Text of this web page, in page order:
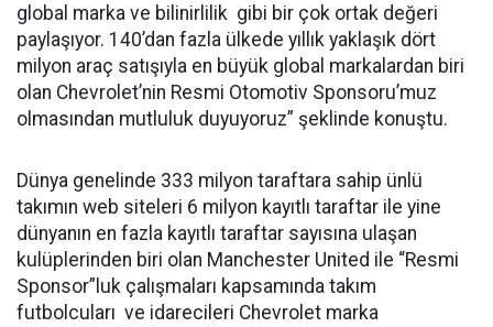
global marka ve bilinirlilik gibi bir çok ortak değeri
paylaşıyor. 140’dan fazla ülkede yıllık yaklaşık dört
milyon araç satışıyla en büyük global markalardan biri
olan Chevrolet’nin Resmi Otomotiv Sponsoru’muz
olmasından mutluluk duyuyoruz” şeklinde konuştu.
Dünya genelinde 333 milyon taraftara sahip ünlü
takımın web siteleri 6 milyon kayıtlı taraftar ile yine
dünyanın en fazla kayıtlı taraftar sayısına ulaşan
kulüplerinden biri olan Manchester United ile “Resmi
Sponsor”luk çalışmaları kapsamında takım
futbolcuları ve idarecileri Chevrolet marka